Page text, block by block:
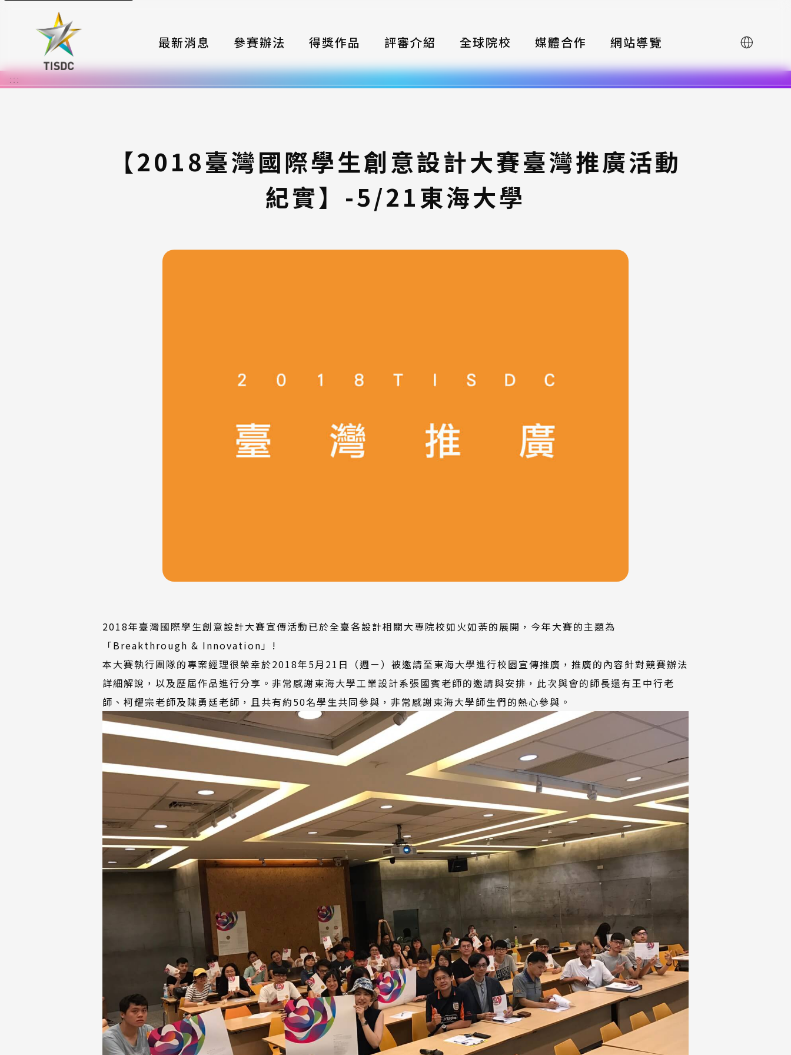
最新消息 參賽辦法
大賽組織
報名格式
評選與獎項
常見問題
得獎作品 評審介紹 全球院校 媒體合作 網站導覽 English
:::
【2018臺灣國際學生創意設計大賽臺灣推廣活動
紀實】-5/21東海大學
2018年臺灣國際學生創意設計大賽宣傳活動已於全臺各設計相關大專院校如火如荼的展開，今年大賽的主題為
「Breakthrough & Innovation」!
本大賽執行團隊的專案經理很榮幸於2018年5月21日（週ㄧ）被邀請至東海大學進行校園宣傳推廣，推廣的內容針對競賽辦法
詳細解說，以及歷屆作品進行分享。非常感謝東海大學工業設計系張國賓老師的邀請與安排，此次與會的師長還有王中行老
師、柯耀宗老師及陳勇廷老師，且共有約50名學生共同參與，非常感謝東海大學師生們的熱心參與。